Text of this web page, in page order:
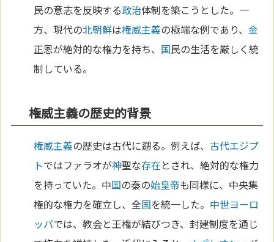
民の意志を反映する政治体制を築こうとした。一
方、現代の北朝鮮は権威主義の極端な例であり、金
正恩が絶対的な権力を持ち、 国民の生活を厳しく統
制している。
権威主義の歴史的背景
権威主義の歴史は古代に遡る。例えば、古代エジプ
トではファラオが神聖な存在とされ、絶対的な権力
を持っていた。中国の秦の始皇帝も同様に、中央集
権的な権力を確立し、全国を統一した。 中世ヨーロ
ッパでは、教会と王権が結びつき、封建制度を通じ